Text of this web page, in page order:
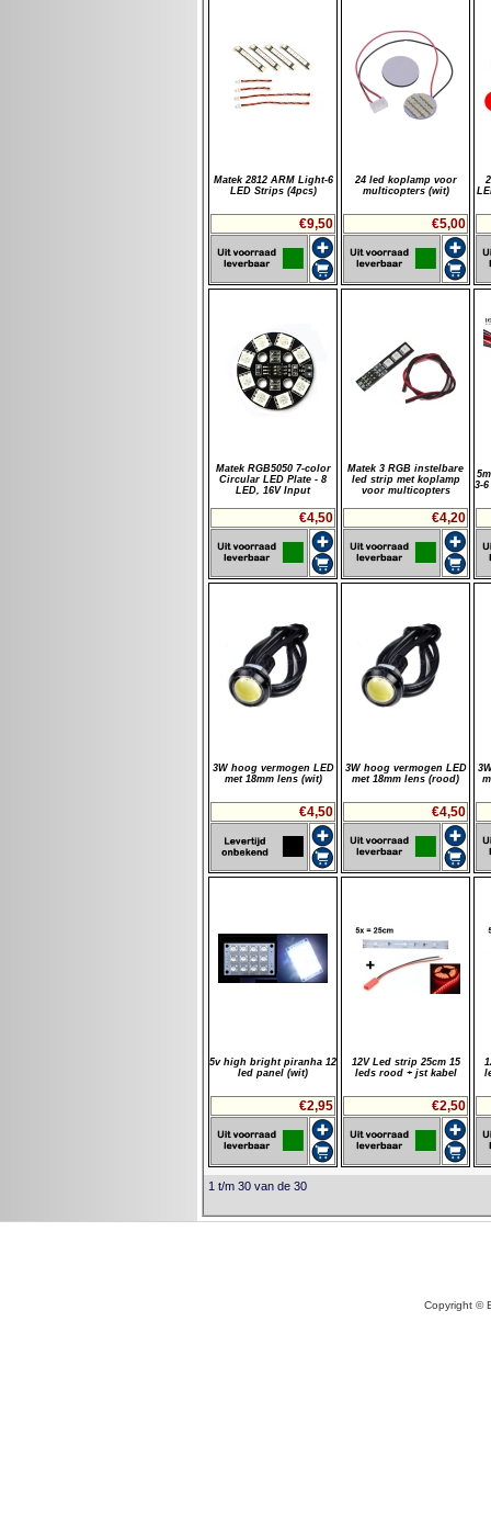
Matek 2812 ARM Light-6
LED Strips (4pcs)
€9,50
24 led koplamp voor
multicopters (wit)
€5,00
Matek RGB5050 7-color
Circular LED Plate - 8
LED, 16V Input
€4,50
Matek 3 RGB instelbare
led strip met koplamp
voor multicopters
€4,20
3-
3W hoog vermogen LED
met 18mm lens (wit)
€4,50
3W hoog vermogen LED
met 18mm lens (rood)
€4,50
5v high bright piranha 12
led panel (wit)
€2,95
12V Led strip 25cm 15
leds rood + jst kabel
€2,50
1 t/m 30 van de 30
Copyright ©